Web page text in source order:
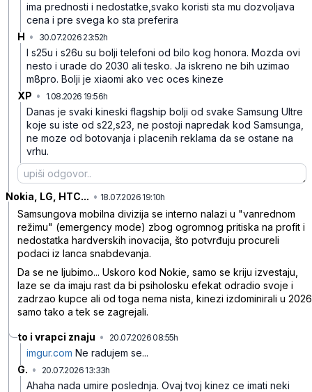
ima prednosti i nedostatke,svako koristi sta mu dozvoljava
cena i pre svega ko sta preferira
H • 30.07.2026 23:52h
I s25u i s26u su bolji telefoni od bilo kog honora. Mozda ovi
nesto i urade do 2030 ali tesko. Ja iskreno ne bih uzimao
m8pro. Bolji je xiaomi ako vec oces kineze
XP • 1.08.2026 19:56h
Danas je svaki kineski flagship bolji od svake Samsung Ultre
koje su iste od s22,s23, ne postoji napredak kod Samsunga,
ne moze od botovanja i placenih reklama da se ostane na
vrhu.
Nokia, LG, HTC... • 18.07.2026 19:10h
Samsungova mobilna divizija se interno nalazi u "vanrednom
režimu" (emergency mode) zbog ogromnog pritiska na profit i
nedostatka hardverskih inovacija, što potvrđuju procureli
podaci iz lanca snabdevanja.
Da se ne ljubimo... Uskoro kod Nokie, samo se kriju izvestaju,
laze se da imaju rast da bi psiholosku efekat odradio svoje i
zadrzao kupce ali od toga nema nista, kinezi izdominirali u 2026
samo tako a tek se zagrejali.
to i vrapci znaju • 20.07.2026 08:55h
imgur.com Ne radujem se...
G. • 20.07.2026 13:33h
Ahaha nada umire poslednja. Ovaj tvoj kinez ce imati neki